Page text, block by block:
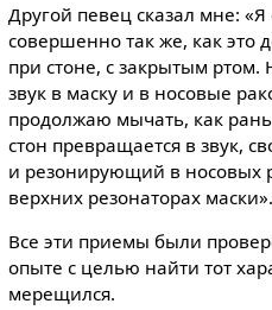
Другой певец сказал мне:
совершенно так же, как
при стоне, с закрытым
звук в маску и в носовые
продолжаю мычать, как
стон превращается в звук,
и резонирующий в носовых
верхних резонаторах маски».
Все эти приемы были
опыте с целью найти тот
мерещился.